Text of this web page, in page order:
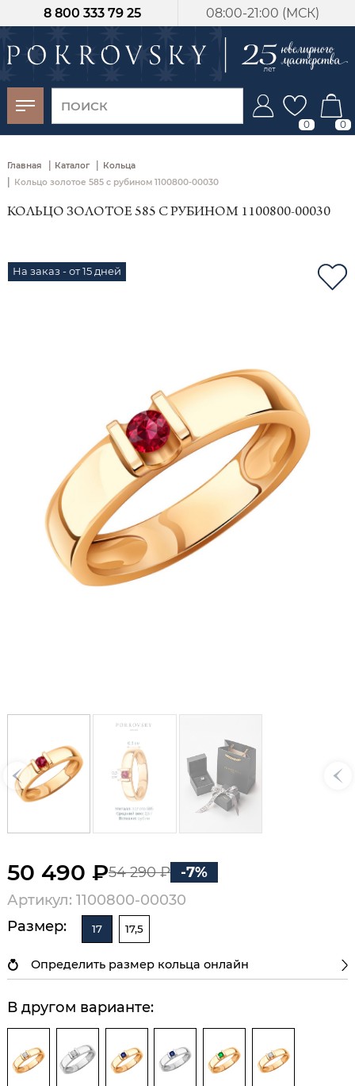
08:00-21:00 (МСК)
8 800 333 79 25
0 0
Главная | Каталог | Кольца
| Кольцо золотое 585 с рубином 1100800-00030
КОЛЬЦО ЗОЛОТОЕ 585 С РУБИНОМ 1100800-00030
На заказ - от 15 дней
50 490 ₽54 290 ₽
-7%
Артикул: 1100800-00030
Размер:
17 17,5
Определить размер кольца онлайн
В другом варианте:
-30%
от 15 дней с
момента оплаты